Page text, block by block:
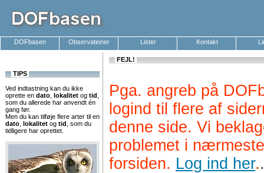
DOFbasen Observationer Lister Kontakt
TIPS
Ved indtastning kan du ikke
oprette en dato lokalitet og tid
som du allerede har anvendt én
gang før.
Men du kan tilføje flere arter til en
dato lokalitet og tid , som du
tidligere har oprettet.
FEJL!
Pga. angreb på
logind til flere af
denne side. Vi
problemet i
forsiden. Log ind her..